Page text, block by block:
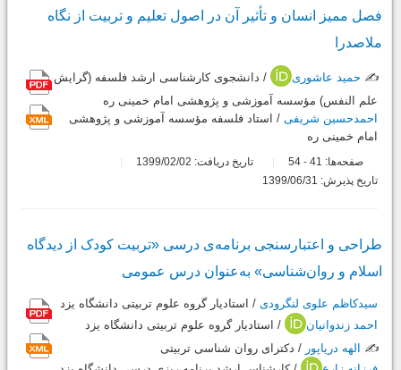
فصل ممیز انسان و تأثیر آن در اصول تعلیم و تربیت از نگاه
ملاصدرا
✍️ حمید عاشوری
/ دانشجوی کارشناسی ارشد فلسفه (گرایش
علم النفس) مؤسسه آموزشی و پژوهشی امام خمینی ره
احمدحسین شریفی / استاد فلسفه مؤسسه آموزشی و پژوهشی
امام خمینی ره
صفحه‌ها: 41
-
تاریخ دریافت: 1399/02/02
تاریخ پذیرش: 1399/06/31
طراحی و اعتبارسنجی برنامه‌ی درسی «تربیت کودک از دیدگاه
اسلام و روان‌شناسی» به‌عنوان درس عمومی
سیدکاظم علوی لنگرودی / استادیار گروه علوم تربیتی دانشگاه یزد
احمد زندوانیان
/ استادیار گروه علوم تربیتی دانشگاه یزد
✍️ الهه دریاپور / دکترای روان شناسی تربیتی